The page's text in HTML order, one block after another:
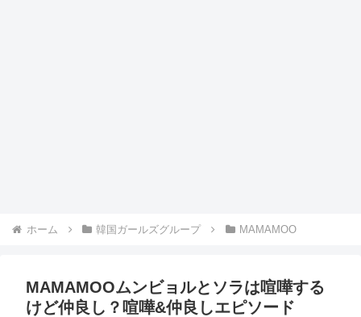
ホーム 韓国ガールズグループ MAMAMOO
MAMAMOOムンビョルとソラは喧嘩する
けど仲良し？喧嘩&仲良しエピソード